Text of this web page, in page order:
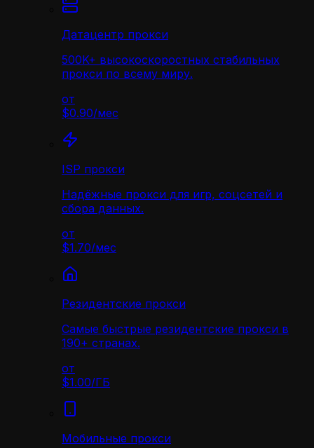
Датацентр прокси
500K+ высокоскоростных стабильных
прокси по всему миру.
от
$0.90/мес
ISP прокси
Надёжные прокси для игр, соцсетей и
сбора данных.
от
$1.70/мес
Резидентские прокси
Самые быстрые резидентские прокси в
190+ странах.
от
$1.00/ГБ
Мобильные прокси